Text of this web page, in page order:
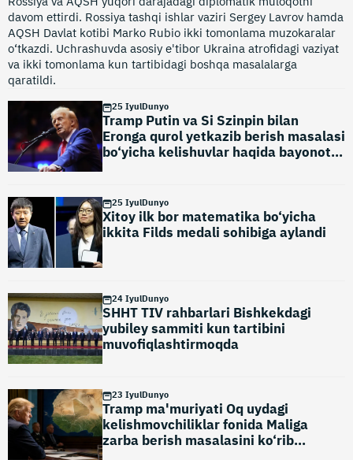
25 IyulDunyo
Tramp Putin va Si Szinpin bilan
Eronga qurol yetkazib berish masalasi
bo‘yicha kelishuvlar haqida bayonot
25 IyulDunyo
Xitoy ilk bor matematika bo‘yicha
ikkita Filds medali sohibiga aylandi
24 IyulDunyo
SHHT TIV rahbarlari Bishkekdagi
yubiley sammiti kun tartibini
muvofiqlashtirmoqda
23 IyulDunyo
Tramp ma'muriyati Oq uydagi
kelishmovchiliklar fonida Maliga
zarba berish masalasini ko‘rib
davom ettirdi. Rossiya tashqi ishlar vaziri Sergey Lavrov hamda
AQSH Davlat kotibi Marko Rubio ikki tomonlama muzokaralar
o‘tkazdi. Uchrashuvda asosiy e'tibor Ukraina atrofidagi vaziyat
va ikki tomonlama kun tartibidagi boshqa masalalarga
qaratildi.